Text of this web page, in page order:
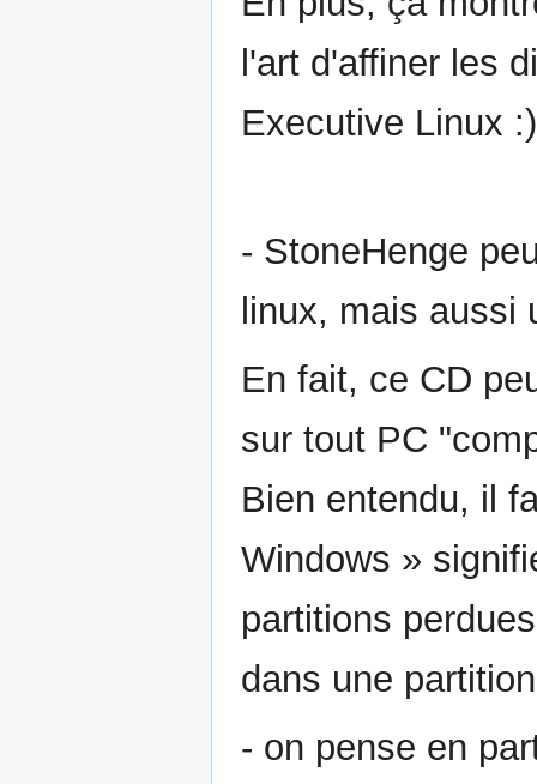
l'art d'affiner les
Executive Linux :)
- StoneHenge
linux, mais aussi
En fait, ce CD
sur tout PC
Bien entendu, il
Windows »
partitions
dans une
- on pense en